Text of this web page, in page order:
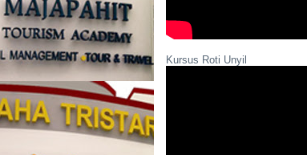
Kursus Roti Unyil